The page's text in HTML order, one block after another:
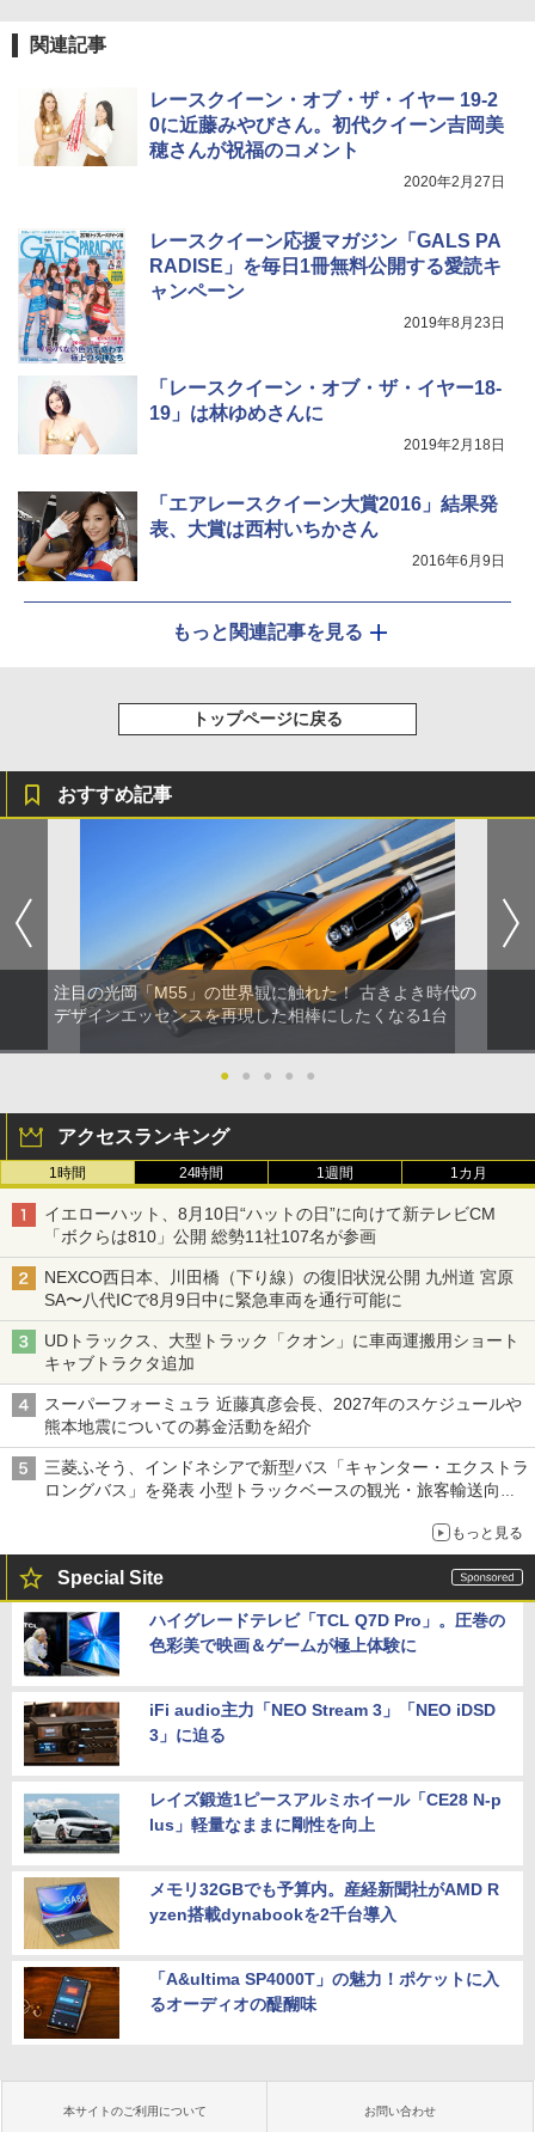
関連記事
レースクイーン・オブ・ザ・イヤー 19-2
0に近藤みやびさん。初代クイーン吉岡美
穂さんが祝福のコメント
2020年2月27日
レースクイーン応援マガジン「GALS PA
RADISE」を毎日1冊無料公開する愛読キ
ャンペーン
2019年8月23日
「レースクイーン・オブ・ザ・イヤー18-
19」は林ゆめさんに
2019年2月18日
「エアレースクイーン大賞2016」結果発
表、大賞は西村いちかさん
2016年6月9日
もっと関連記事を見る
トップページに戻る
おすすめ記事
注目の光岡「M55」の世界観に触れた！ 古きよき時代の
デザインエッセンスを再現した相棒にしたくなる1台
● ● ● ● ●
アクセスランキング
1時間 24時間 1週間 1カ月
イエローハット、8月10日“ハットの日”に向けて新テレビCM
「ボクらは810」公開 総勢11社107名が参画
NEXCO西日本、川田橋（下り線）の復旧状況公開 九州道 宮原
SA〜八代ICで8月9日中に緊急車両を通行可能に
UDトラックス、大型トラック「クオン」に車両運搬用ショート
キャブトラクタ追加
スーパーフォーミュラ 近藤真彦会長、2027年のスケジュールや
熊本地震についての募金活動を紹介
三菱ふそう、インドネシアで新型バス「キャンター・エクストラ
ロングバス」を発表 小型トラックベースの観光・旅客輸送向け
もっと見る
Special Site
ハイグレードテレビ「TCL Q7D Pro」。圧巻の
色彩美で映画＆ゲームが極上体験に
iFi audio主力「NEO Stream 3」「NEO iDSD
3」に迫る
レイズ鍛造1ピースアルミホイール「CE28 N-p
lus」軽量なままに剛性を向上
メモリ32GBでも予算内。産経新聞社がAMD R
yzen搭載dynabookを2千台導入
「A&ultima SP4000T」の魅力！ポケットに入
るオーディオの醍醐味
本サイトのご利用について お問い合わせ